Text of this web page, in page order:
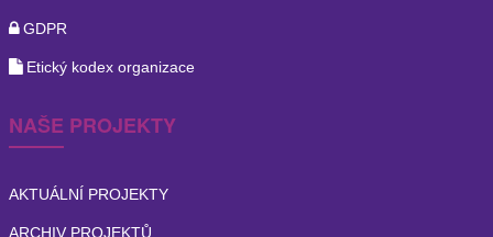
GDPR
Etický kodex organizace
NAŠE PROJEKTY
AKTUÁLNÍ PROJEKTY
ARCHIV PROJEKTŮ